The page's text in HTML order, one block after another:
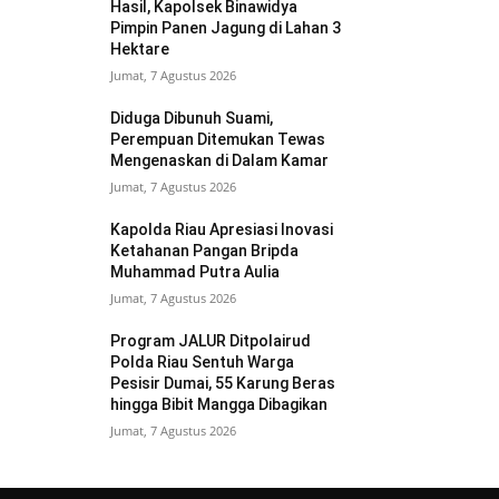
Hasil, Kapolsek Binawidya
Pimpin Panen Jagung di Lahan 3
Hektare
Jumat, 7 Agustus 2026
Diduga Dibunuh Suami,
Perempuan Ditemukan Tewas
Mengenaskan di Dalam Kamar
Jumat, 7 Agustus 2026
Kapolda Riau Apresiasi Inovasi
Ketahanan Pangan Bripda
Muhammad Putra Aulia
Jumat, 7 Agustus 2026
Program JALUR Ditpolairud
Polda Riau Sentuh Warga
Pesisir Dumai, 55 Karung Beras
hingga Bibit Mangga Dibagikan
Jumat, 7 Agustus 2026